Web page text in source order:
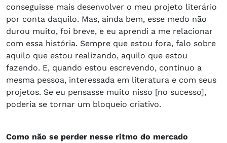
conseguisse mais desenvolver o meu projeto literário
por conta daquilo. Mas, ainda bem, esse medo não
durou muito, foi breve, e eu aprendi a me relacionar
com essa história. Sempre que estou fora, falo sobre
aquilo que estou realizando, aquilo que estou
fazendo. E, quando estou escrevendo, continuo a
mesma pessoa, interessada em literatura e com seus
projetos. Se eu pensasse muito nisso [no sucesso],
poderia se tornar um bloqueio criativo.
Como não se perder nesse ritmo do mercado